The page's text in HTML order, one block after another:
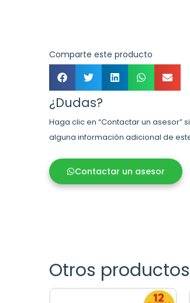
Comparte este producto
¿Dudas?
Haga clic en “Contactar un asesor”
alguna información adicional de
Contactar un asesor
Otros productos